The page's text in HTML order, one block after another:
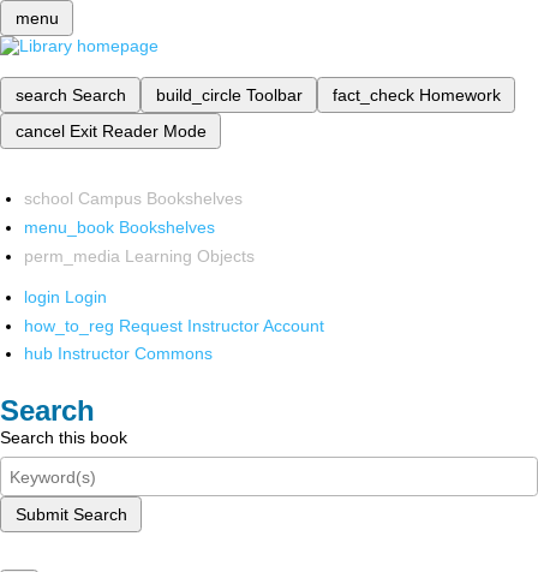
menu
search Search build_circle Toolbar fact_check Homework
cancel Exit Reader Mode
school Campus Bookshelves
menu_book Bookshelves
perm_media Learning Objects
login Login
how_to_reg Request Instructor Account
hub Instructor Commons
Search
Search this book
Submit Search